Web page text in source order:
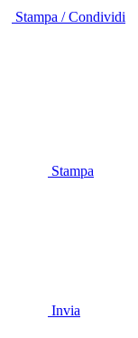
Stampa / Condividi
Stampa
Invia